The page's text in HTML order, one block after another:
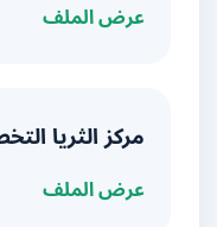
عرض الملف
مركز الثريا
عرض الملف